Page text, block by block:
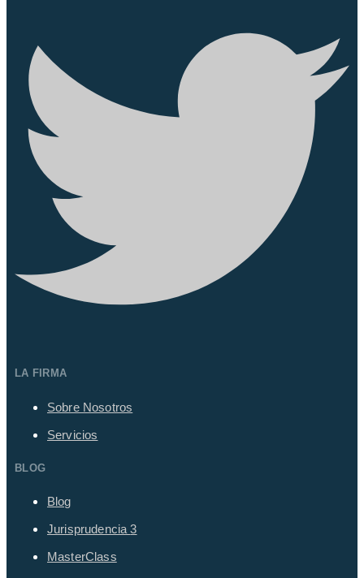
LA FIRMA
Sobre Nosotros
Servicios
BLOG
Blog
Jurisprudencia3
MasterClass